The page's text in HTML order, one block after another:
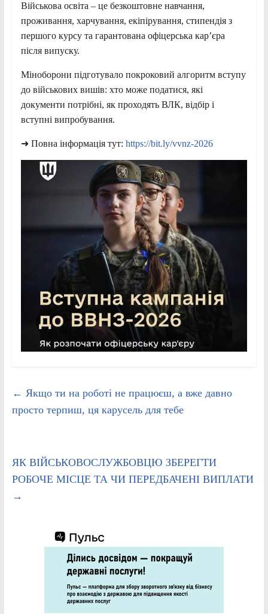
Військова освіта – це безкоштовне навчання,
проживання, харчування, екіпірування, стипендія з
першого курсу та гарантована офіцерська кар’єра
після випуску.
Міноборони підготувало покроковий алгоритм вступу
до військових вишів: хто може податися, які
документи потрібні, як проходять ВЛК, відбір і
вступні випробування.
➜ Повна інформація тут: https://bit.ly/vvnz-2026
← Якщо ти на роботі не працюєш, а вже давно
просто терпиш, ця карусель для тебе
ЯК ВІЙСЬКОВОСЛУЖБОВЦЮ ЗБЕРЕГТИ
РОБОЧЕ МІСЦЕ ТА ЧИ ПЕРЕДБАЧЕНІ ВИПЛАТИ
→